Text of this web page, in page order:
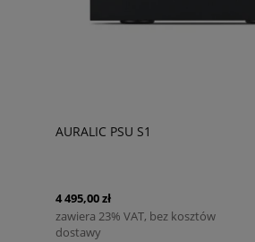
AURALIC PSU S1
4 495,00 zł
zawiera 23% VAT, bez kosztów
dostawy